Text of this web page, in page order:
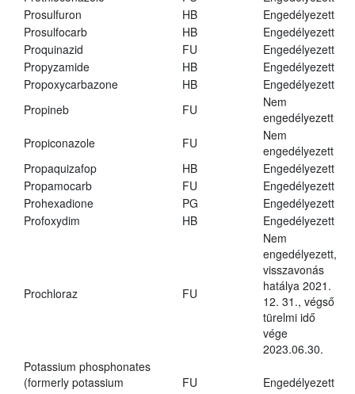
Prosulfuron
HB
Engedélyezett
Prosulfocarb
HB
Engedélyezett
Proquinazid
FU
Engedélyezett
Propyzamide
HB
Engedélyezett
Propoxycarbazone
HB
Engedélyezett
Propineb
FU
Nem
engedélyezett
Propiconazole
FU
Nem
engedélyezett
Propaquizafop
HB
Engedélyezett
Propamocarb
FU
Engedélyezett
Prohexadione
PG
Engedélyezett
Profoxydim
HB Engedélyezett
Prochloraz FU
Nem
engedélyezett,
visszavonás
hatálya 2021.
12. 31., végső
türelmi idő
vége
2023.06.30.
Potassium phosphonates
(formerly potassium
FU Engedélyezett